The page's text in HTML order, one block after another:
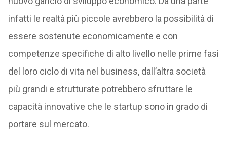
infatti le realtà più piccole avrebbero la possibilità di
essere sostenute economicamente e con
competenze specifiche di alto livello nelle prime fasi
del loro ciclo di vita nel business, dall’altra società
più grandi e strutturate potrebbero sfruttare le
capacità innovative che le startup sono in grado di
portare sul mercato.